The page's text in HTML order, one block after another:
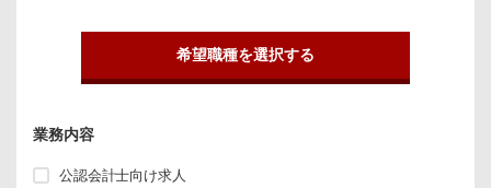
希望職種を選択する
業務内容
公認会計士向け求人